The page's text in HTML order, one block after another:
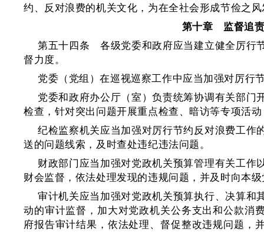
约、反对浪费的机关文化，为在全社会形成节俭之
第十章 监督追
第五十四条 各级党委和政府应当建立健全厉行
督力度。
党委（党组）在巡视巡察工作中应当加强对厉行
党委和政府办公厅（室）负责统筹协调有关部门
检查，针对突出问题开展重点检查、暗访等专项活
纪检监察机关应当加强对厉行节约反对浪费工作
送的问题线索，及时查处违纪违法问题。
财政部门应当加强对党政机关预算管理有关工作
财会监督，依法处理发现的违规问题，并及时向本
审计机关应当加强对党政机关预算执行、决算和
动的审计监督，加大对党政机关公务支出和公款消
府报告审计结果，依法处理、督促整改违规问题，